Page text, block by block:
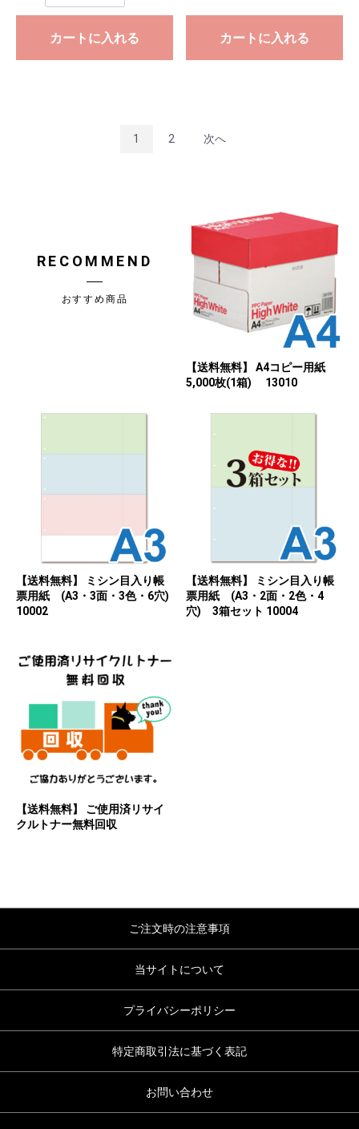
カートに入れる カートに入れる
1 2 次へ
RECOMMEND
おすすめ商品
【送料無料】 A4コピー用紙
5,000枚(1箱) 13010
【送料無料】 ミシン目入り帳
票用紙 (A3・3面・3色・6穴)
10002
【送料無料】 ミシン目入り帳
票用紙 (A3・2面・2色・4
穴) 3箱セット 10004
【送料無料】 ご使用済リサイ
クルトナー無料回収
ご注文時の注意事項
当サイトについて
プライバシーポリシー
特定商取引法に基づく表記
お問い合わせ